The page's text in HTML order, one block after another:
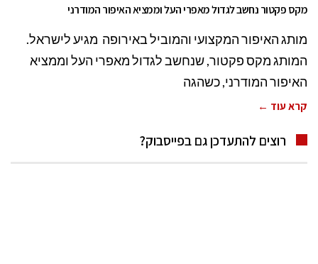
מקס פקטור נחשב לגדול מאפרי העל וממציא האיפור המודרני
מותג האיפור המקצועי והמוביל באירופה מגיע לישראל.
המותג מקס פקטור, שנחשב לגדול מאפרי העל וממציא
האיפור המודרני, כשהגה
קרא עוד ←
רוצים להתעדכן גם בפייסבוק?